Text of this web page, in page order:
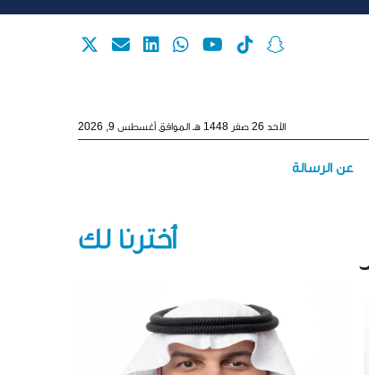
الأحد 26 صفر 1448 هـ الموافق أغسطس 9, 2026
عن الرسالة
أخترنا لك